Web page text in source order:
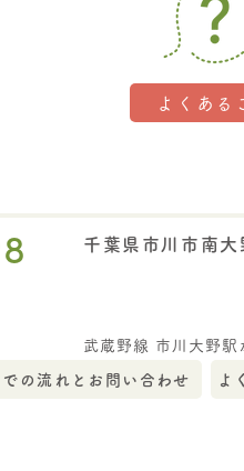
よくある
千葉県市川市南
武蔵野線 市川大野駅
の流れとお問い合わせ よ